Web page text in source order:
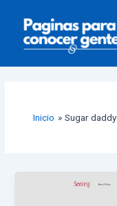
contenido
Inicio Sugar daddy